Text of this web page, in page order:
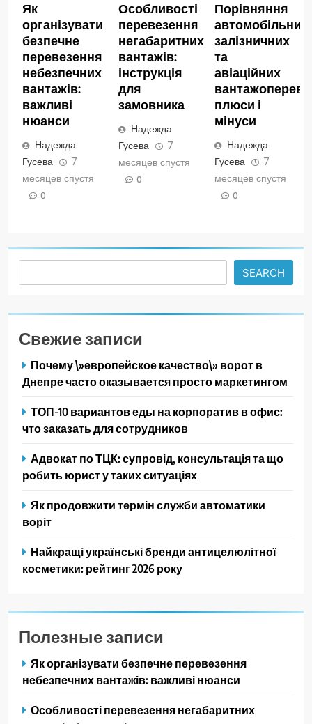
Як
організувати
безпечне
перевезення
небезпечних
вантажів:
важливі
нюанси
Надежда
Гусева
7
месяцев спустя
0
Особливості
перевезення
негабаритних
вантажів:
інструкція
для
замовника
Надежда
Гусева
7
месяцев спустя
0
Порівняння
автомобільних,
залізничних
та
авіаційних
плюси і
мінуси
Надежда
Гусева
7
месяцев спустя
0
SEARCH
Свежие записи
Почему \»европейское качество\» ворот в
Днепре часто оказывается просто маркетингом
ТОП-10 вариантов еды на корпоратив в офис:
что заказать для сотрудников
Адвокат по ТЦК: супровід, консультація та що
робить юрист у таких ситуаціях
Як продовжити термін служби автоматики
воріт
Найкращі українські бренди антицелюлітної
косметики: рейтинг 2026 року
Полезные записи
Як організувати безпечне перевезення
небезпечних вантажів: важливі нюанси
Особливості перевезення негабаритних